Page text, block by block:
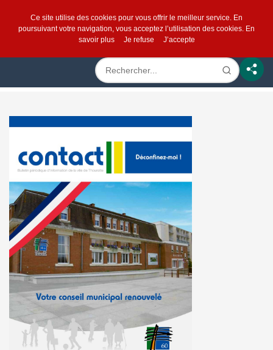
Ce site utilise des cookies pour vous offrir le meilleur service. En
poursuivant votre navigation, vous acceptez l’utilisation des cookies. En
savoir plus
Je refuse J’accepte